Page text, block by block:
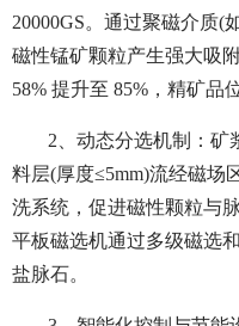
20000GS。通过聚磁介质(
磁性锰矿颗粒产生强大吸
58% 提升至 85%，精矿品
2、动态分选机制： 矿
料层(厚度≤5mm)流经磁场
洗系统，促进磁性颗粒与
平板磁选机通过多级磁选
盐脉石。